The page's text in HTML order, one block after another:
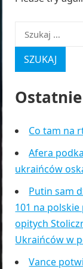
Szukaj:
Co tam na
Afera
ukraińców
Putin sam
101 na
opitych
Ukraińców w
Vance